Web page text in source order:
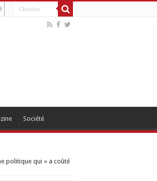
Société
politique qui « a coûté